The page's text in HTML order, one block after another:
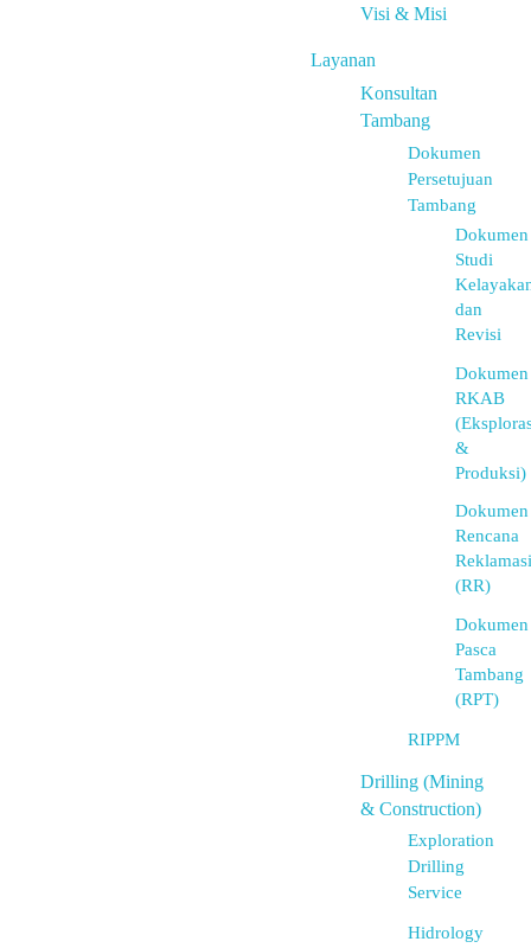
Visi & Misi
Layanan
Konsultan
Tambang
Dokumen
Persetujuan
Tambang
Dokumen
Studi
dan
Revisi
Dokumen
RKAB
&
Produksi)
Dokumen
Rencana
Reklamasi
(RR)
Dokumen
Pasca
Tambang
(RPT)
RIPPM
Drilling (Mining
& Construction)
Exploration
Drilling
Service
Hidrology